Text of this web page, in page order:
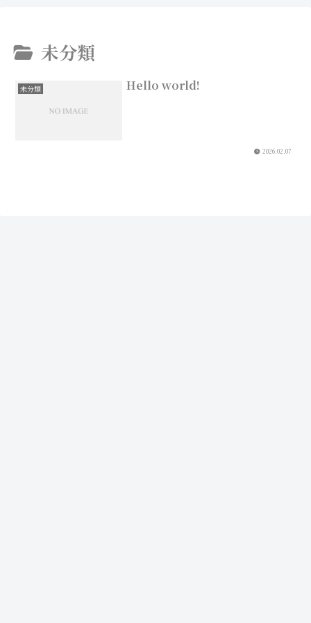
未分類
未分類 Hello world!
2026.02.07